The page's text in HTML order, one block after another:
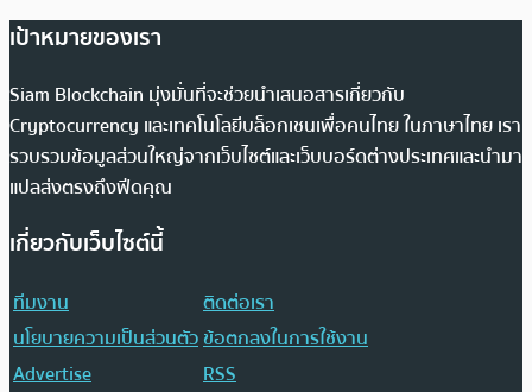
เป้าหมายของเรา
Siam Blockchain มุ่งมั่นที่จะช่วยนำเสนอสารเกี่ยวกับ
Cryptocurrency และเทคโนโลยีบล็อกเชนเพื่อคนไทย ในภาษาไทย เรา
รวบรวมข้อมูลส่วนใหญ่จากเว็บไซต์และเว็บบอร์ดต่างประเทศและนำมา
แปลส่งตรงถึงฟีดคุณ
เกี่ยวกับเว็บไซต์นี้
ทีมงาน
ติดต่อเรา
นโยบายความเป็นส่วนตัวข้อตกลงในการใช้งาน
Advertise
RSS